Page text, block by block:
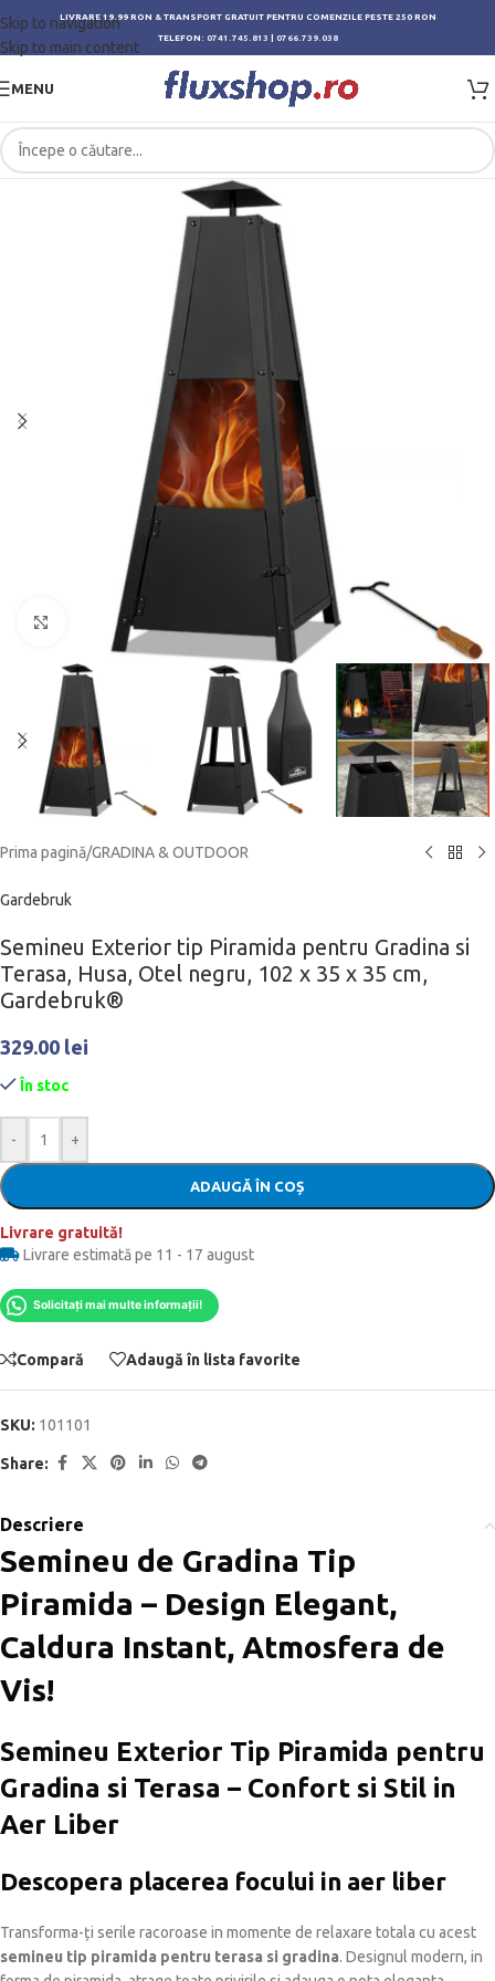
Skip to navigation
Skip to main content
LIVRARE 19.99 RON & TRANSPORT GRATUIT PENTRU COMENZILE PESTE 250 RON
TELEFON: 0741.745.813 0766.739.038
MENU
Click to enlarge
Prima pagină/GRADINA & OUTDOOR
Gardebruk
Semineu Exterior tip Piramida pentru Gradina si
Terasa, Husa, Otel negru, 102 x 35 x 35 cm,
Gardebruk®
329.00 lei
În stoc
- +
ADAUGĂ ÎN COȘ
Livrare gratuită!
Livrare estimată pe 11 - 17 august
Solicitați mai multe informații!
Compară Adaugă în lista favorite
SKU: 101101
Share:
Descriere
Semineu de Gradina Tip
Piramida – Design Elegant,
Caldura Instant, Atmosfera de
Vis!
Semineu Exterior Tip Piramida pentru
Gradina si Terasa – Confort si Stil in
Aer Liber
Descopera placerea focului in aer liber
Transforma-ți serile racoroase in momente de relaxare totala cu acest
semineu tip piramida pentru terasa si gradina. Designul modern, in